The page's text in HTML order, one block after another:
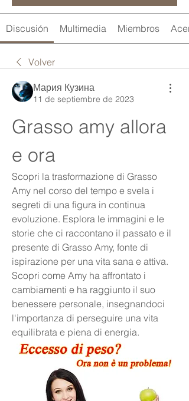
Discusión Multimedia Miembros
Volver
Мария Кузина
11 de septiembre de 2023
Grasso amy allora
e ora
Scopri la trasformazione di Grasso
Amy nel corso del tempo e svela i
segreti di una figura in continua
evoluzione. Esplora le immagini e le
storie che ci raccontano il passato e il
presente di Grasso Amy, fonte di
ispirazione per una vita sana e attiva.
Scopri come Amy ha affrontato i
cambiamenti e ha raggiunto il suo
benessere personale, insegnandoci
l'importanza di perseguire una vita
equilibrata e piena di energia.